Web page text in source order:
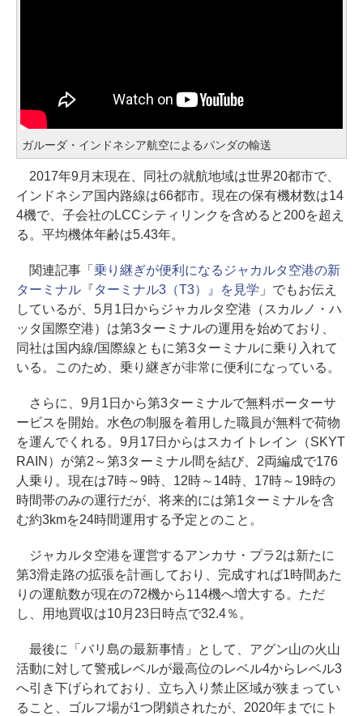
ガルーダ・インドネシア航空によるパンダの輸送
2017年9月末現在、同社の就航地域は世界20都市で、
インドネシア国内路線は66都市。現在の保有機材数は14
4機で、子会社のLCCシティリンクを含めると200を超え
る。平均機体年齢は5.43年。
関連記事「 乗り継ぎが便利になるジャカルタ空港の新
ターミナル『ターミナル3（T3）』を見学 」でもお伝え
しているが、5月1日からジャカルタ空港（スカルノ・ハ
ッタ国際空港）は第3ターミナルの運用を始めており、
同社は国内線/国際線ともに第3ターミナルに乗り入れて
いる。このため、乗り継ぎが非常に便利になっている。
さらに、9月1日から第3ターミナルで無料ポーターサ
ービスを開始。水色の制服を着用した職員が無料で荷物
を運んでくれる。9月17日からはスカイトレイン（SKYT
RAIN）が第2～第3ターミナル間を結び、2両編成で176
人乗り。現在は7時～9時、12時～14時、17時～19時の
時間帯のみの運行だが、将来的には第1ターミナルを含
む約3kmを24時間運用する予定とのこと。
ジャカルタ空港を運営するアンカサ・プラ2は新たに
第3滑走路の拡張を計画しており、完成すれば1時間あた
りの運航数が現在の72機から114機へ増大する。ただ
し、用地買収は10月23日時点で32.4％。
最後に「バリ島の最新事情」として、アグン山の火山
活動に対して警戒レベルが最高位のレベル4からレベル3
へ引き下げられており、立ち入り禁止区域が狭まってい
ること、ゴルフ場が1つ閉鎖されたが、2020年までにト